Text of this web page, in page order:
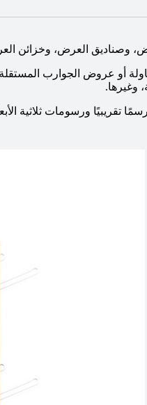
وصناديق العرض، وخزائن
أو عروض الجوارب
وغيرها.
ورسومات ثلاثية